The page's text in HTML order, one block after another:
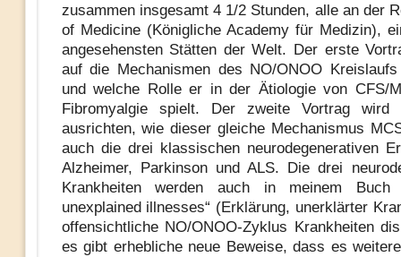
zusammen insgesamt 4 1/2 Stunden, alle an der
of Medicine (Königliche Academy für Medizin),
angesehensten Stätten der Welt. Der erste
auf die Mechanismen des NO/ONOO
und welche Rolle er in der Ätiologie von CFS/
Fibromyalgie spielt. Der zweite Vortrag wird
ausrichten, wie dieser gleiche Mechanismus
auch die drei klassischen neurodegenerativen
Alzheimer, Parkinson und ALS. Die drei
Krankheiten werden auch in meinem Buch
unexplained illnesses“ (Erklärung, unerklärter
offensichtliche NO/ONOO-Zyklus Krankheiten
es gibt erhebliche neue Beweise, dass es